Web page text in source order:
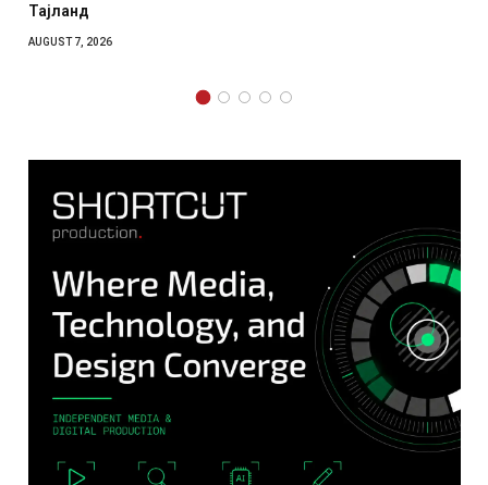
отколку на Зеленски
AUGUST 7, 2026